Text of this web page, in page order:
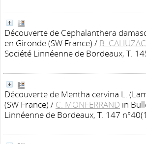
Découverte de Cephalanthera
en Gironde (SW France) / B. CAHUZAC
Société Linnéenne de Bordeaux, T.
Découverte de Mentha cervina L.
(SW France) / C. MONFERRAND in
Linnéenne de Bordeaux, T. 147